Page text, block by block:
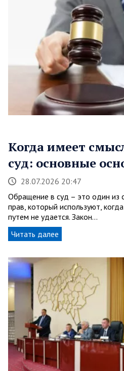
Когда имеет
суд: основные
28.07.2026 20:47
Обращение в суд – это один из
прав, который используют,
путем не удается. Закон…
Читать далее